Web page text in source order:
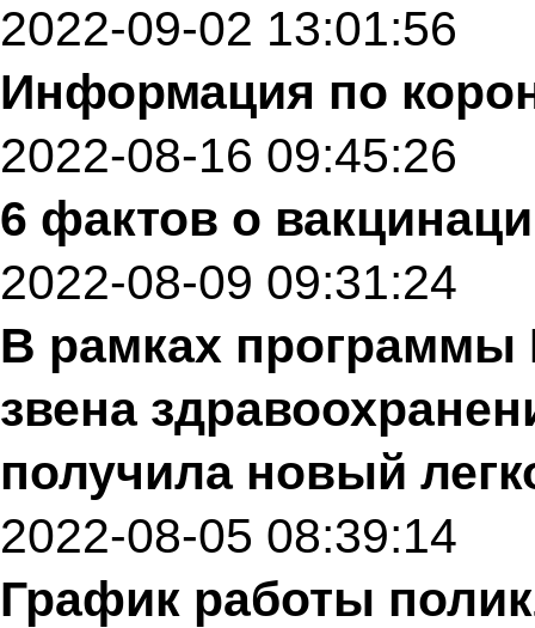
2022-09-02 13:01:56
Информация по
2022-08-16 09:45:26
6 фактов о
2022-08-09 09:31:24
В рамках программы
звена
получила новый
2022-08-05 08:39:14
График работы